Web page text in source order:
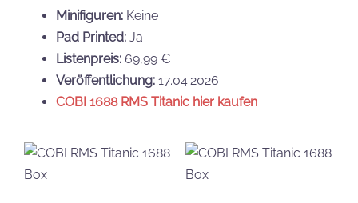
Minifiguren: Keine
Pad Printed: Ja
Listenpreis: 69,99 €
Veröffentlichung: 17.04.2026
COBI 1688 RMS Titanic hier kaufen